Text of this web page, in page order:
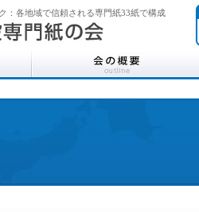
：各地域で信頼される専門紙33紙で構成